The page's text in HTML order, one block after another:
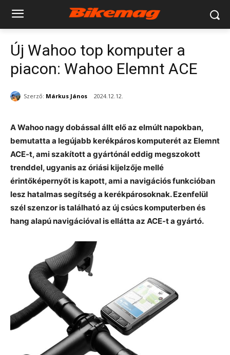
Új Wahoo top komputer a
piacon: Wahoo Elemnt ACE
Szerző: Márkus János 2024.12.12.
A Wahoo nagy dobással állt elő az elmúlt napokban,
bemutatta a legújabb kerékpáros komputerét az Elemnt
ACE-t, ami szakított a gyártónál eddig megszokott
trenddel, ugyanis az óriási kijelzője mellé
érintőképernyőt is kapott, ami a navigációs funkcióban
lesz hatalmas segítség a kerékpárosoknak. Ezenfelül
szél szenzor is található az új csúcs komputerben és
hang alapú navigációval is ellátta az ACE-t a gyártó.